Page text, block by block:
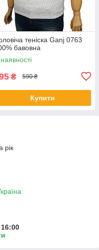
теніска Ganj 0763
бавовна
₴ 590 ₴
Купити
рік